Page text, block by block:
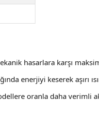
hasarlara karşı
enerjiyi keserek aşırı
oranla daha verimli